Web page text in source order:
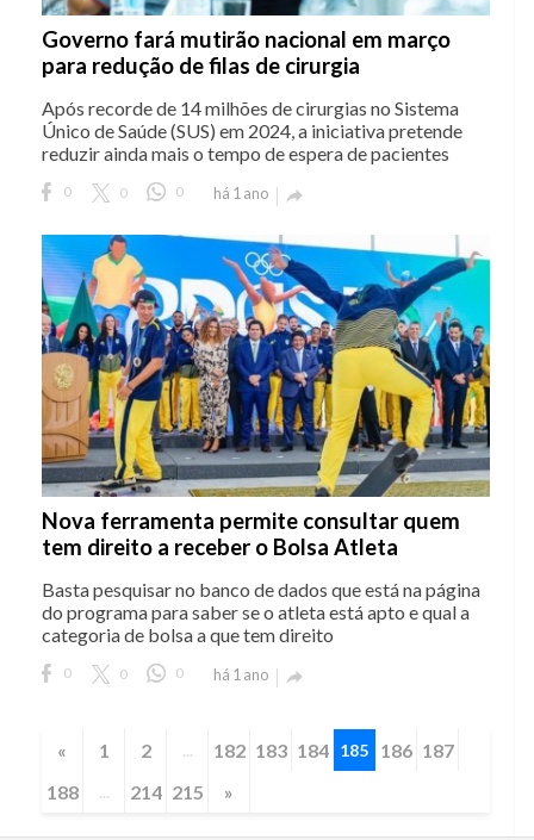
Governo fará mutirão nacional em março
para redução de filas de cirurgia
Após recorde de 14 milhões de cirurgias no Sistema
Único de Saúde (SUS) em 2024, a iniciativa pretende
reduzir ainda mais o tempo de espera de pacientes
0 0 0 há 1 ano 
Nova ferramenta permite consultar quem
tem direito a receber o Bolsa Atleta
Basta pesquisar no banco de dados que está na página
do programa para saber se o atleta está apto e qual a
categoria de bolsa a que tem direito
0 0 0 há 1 ano 
« 1 2 ... 182 183 184 185 186 187
188
... 214 215 »